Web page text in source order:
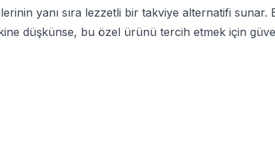
yanı sıra lezzetli bir takviye alternatifi
düşkünse, bu özel ürünü tercih etmek için